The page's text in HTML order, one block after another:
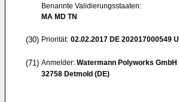
Benannte Validierungsstaaten:
MA MD TN
(30) Priorität: 02.02.2017 DE 202017000549 U
(71) Anmelder: Watermann Polyworks GmbH
32758 Detmold (DE)